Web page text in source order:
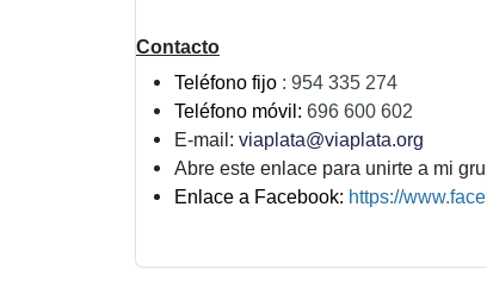
Contacto
Teléfono fijo : 954 335 274
Teléfono móvil: 696 600 602
E-mail: viaplata@viaplata.org
Abre este enlace para unirte a mi
Enlace a Facebook: https://